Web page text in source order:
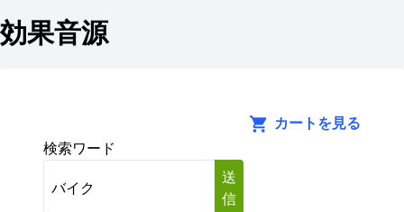
効果音源
カートを見る
検索ワード
送
信